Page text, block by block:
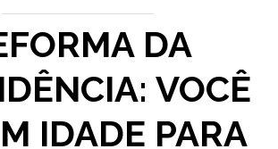
DA
VOCÊ
IDADE PARA